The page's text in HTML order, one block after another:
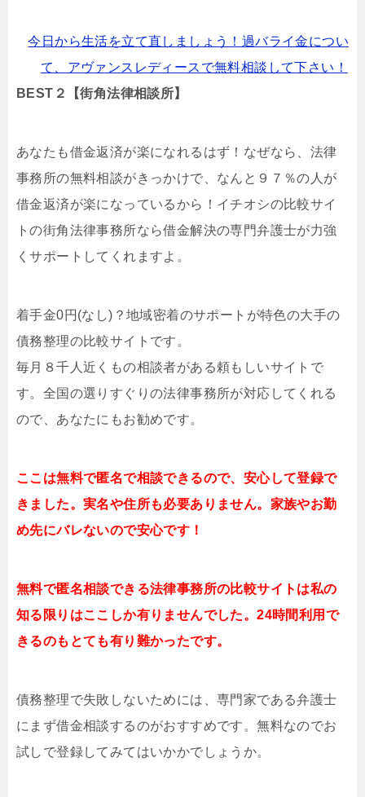
今日から生活を立て直しましょう！過バライ金につい
て、アヴァンスレディースで無料相談して下さい！
BEST２【街角法律相談所】
あなたも借金返済が楽になれるはず！なぜなら、法律
事務所の無料相談がきっかけで、なんと９７％の人が
借金返済が楽になっているから！イチオシの比較サイ
トの街角法律事務所なら借金解決の専門弁護士が力強
くサポートしてくれますよ。
着手金0円(なし)？地域密着のサポートが特色の大手の
債務整理の比較サイトです。
毎月８千人近くもの相談者がある頼もしいサイトで
す。全国の選りすぐりの法律事務所が対応してくれる
ので、あなたにもお勧めです。
ここは無料で匿名で相談できるので、安心して登録で
きました。実名や住所も必要ありません。家族やお勤
め先にバレないので安心です！
無料で匿名相談できる法律事務所の比較サイトは私の
知る限りはここしか有りませんでした。24時間利用で
きるのもとても有り難かったです。
債務整理で失敗しないためには、専門家である弁護士
にまず借金相談するのがおすすめです。無料なのでお
試しで登録してみてはいかかでしょうか。